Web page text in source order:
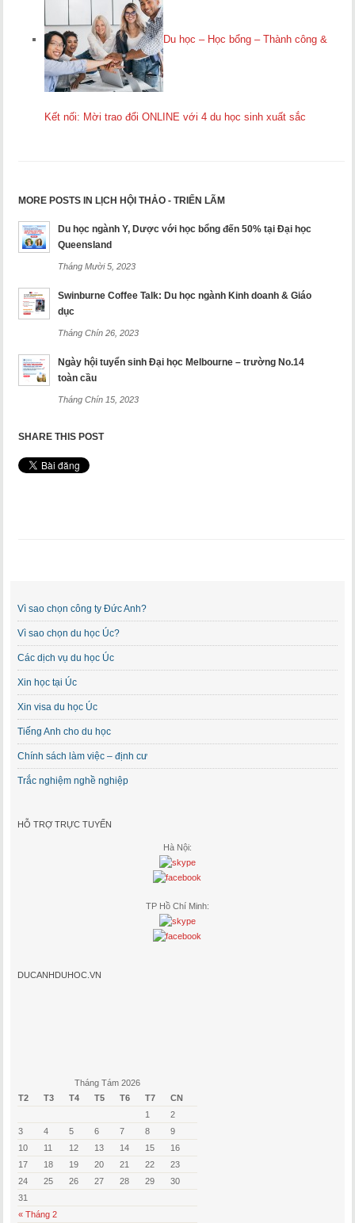
Du học – Học bổng – Thành công &
Kết nối: Mời trao đổi ONLINE với 4 du học sinh xuất sắc
MORE POSTS IN LỊCH HỘI THẢO - TRIỂN LÃM
Du học ngành Y, Dược với học bổng đến 50% tại Đại học
Queensland
Tháng Mười 5, 2023
Swinburne Coffee Talk: Du học ngành Kinh doanh & Giáo
dục
Tháng Chín 26, 2023
Ngày hội tuyển sinh Đại học Melbourne – trường No.14
toàn cầu
Tháng Chín 15, 2023
SHARE THIS POST
Vì sao chọn công ty Đức Anh?
Vì sao chọn du học Úc?
Các dịch vụ du học Úc
Xin học tại Úc
Xin visa du học Úc
Tiếng Anh cho du học
Chính sách làm việc – định cư
Trắc nghiệm nghề nghiệp
HỖ TRỢ TRỰC TUYẾN
Hà Nội:
TP Hồ Chí Minh:
DUCANHDUHOC.VN
Tháng Tám 2026
T2
T3 T4 T5 T6 T7 CN
« Tháng 2
1
2
3
4 5 6 7 8
9
10
11 12 13 14 15
16
17
18 19 20 21 22
23
24
25 26 27 28 29
30
31